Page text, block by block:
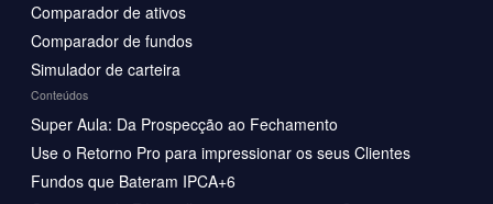
Comparador de ativos
Comparador de fundos
Simulador de carteira
Conteúdos
Super Aula: Da Prospecção ao Fechamento
Use o Retorno Pro para impressionar os seus Clientes
Fundos que Bateram IPCA+6